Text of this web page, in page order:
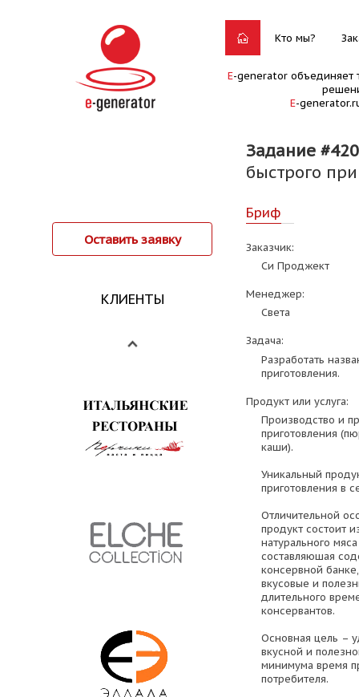
Кто мы?
E-generator объединяет
E-
Задание #420
быстрого
Оставить заявку
КЛИЕНТЫ
Бриф
Заказчик:
Си Проджект
Менеджер:
Света
Задача:
Разработать
приготовления.
Продукт или услуга:
Производство и
приготовления
каши).
Уникальный
приготовления в
Отличительной
продукт состоит
натурального
составляюшая
консервной
вкусовые и
длительного
консервантов.
Основная цель –
вкусной и
минимума время
потребителя.